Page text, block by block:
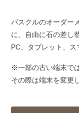
パスクルのオーダー
に、自由に石の差し
PC、タブレット、ス
※一部の古い端末で
その際は端末を変更